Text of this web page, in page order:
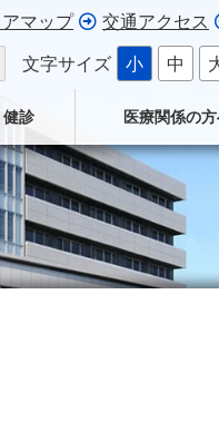
マップ 交通アクセス
文字サイズ
小 中
健診 医療関係の